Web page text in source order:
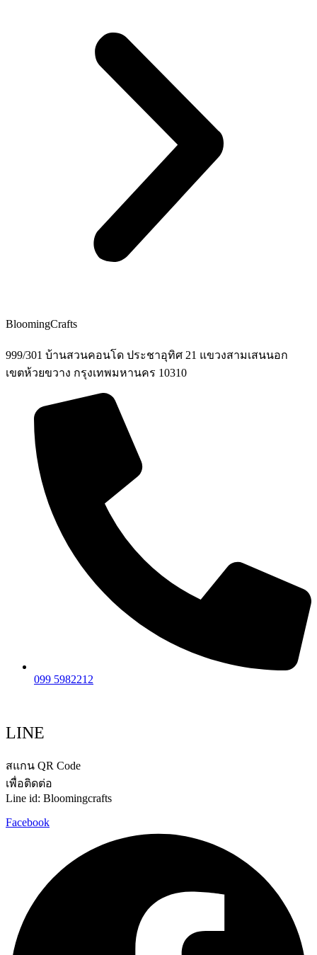
BloomingCrafts
999/301 บ้านสวนคอนโด ประชาอุทิศ 21 แขวงสามเสนนอก
เขตห้วยขวาง กรุงเทพมหานคร 10310
099 5982212
LINE
สแกน QR Code
เพื่อติดต่อ
Line id: Bloomingcrafts
Facebook